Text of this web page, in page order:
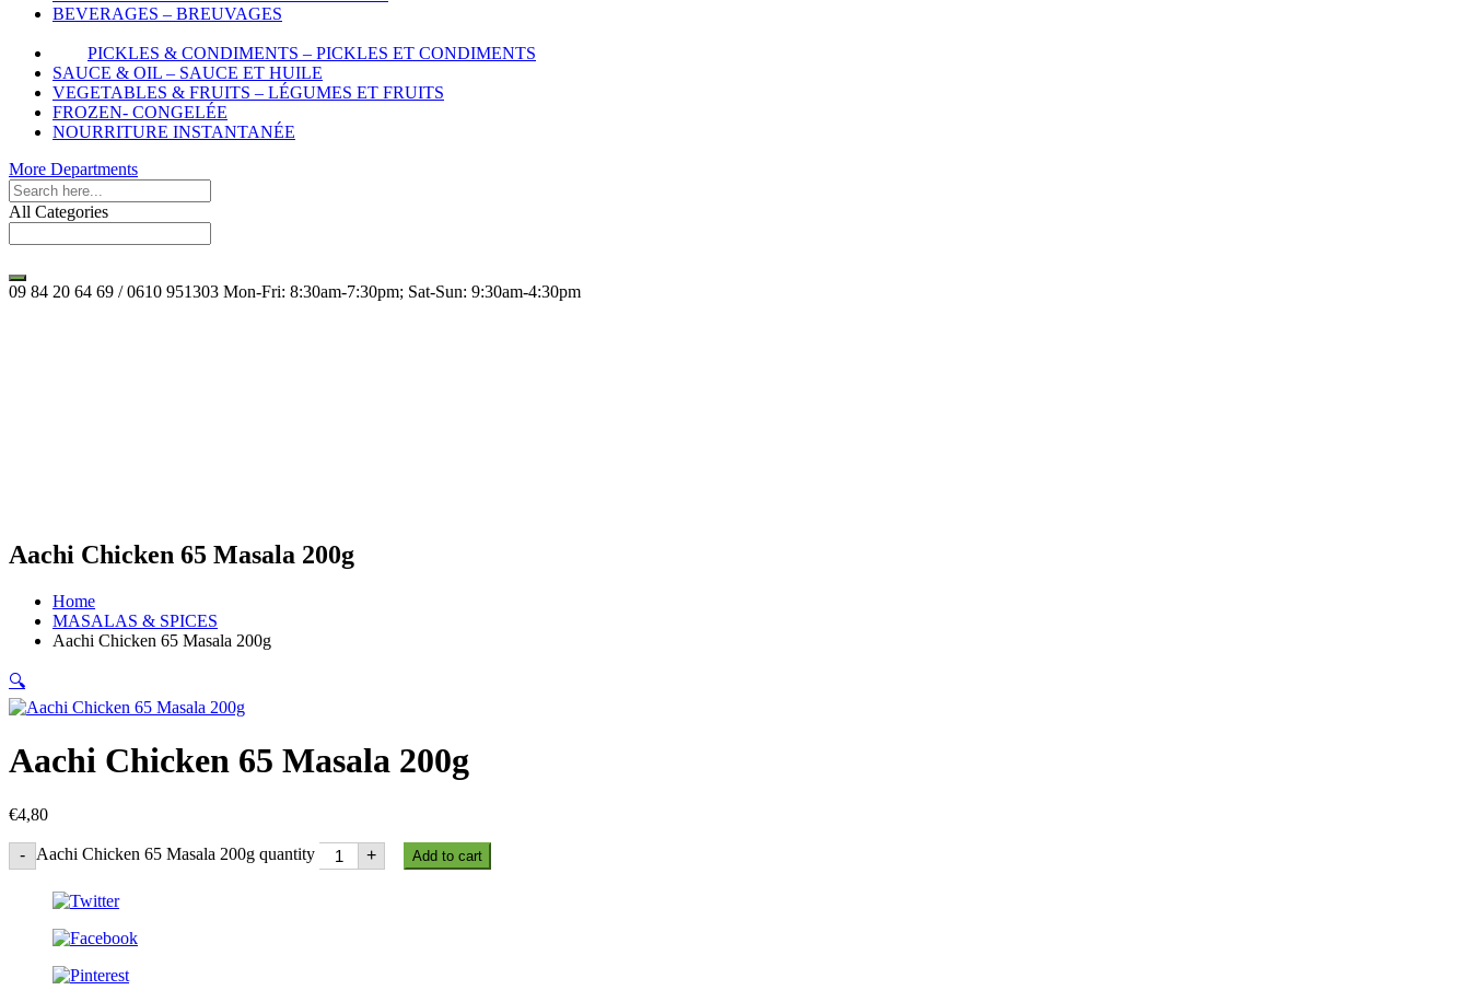
BEVERAGES – BREUVAGES
PICKLES & CONDIMENTS – PICKLES ET CONDIMENTS
SAUCE & OIL – SAUCE ET HUILE
VEGETABLES & FRUITS – LÉGUMES ET FRUITS
FROZEN- CONGELÉE
NOURRITURE INSTANTANÉE
More Departments
All Categories
09 84 20 64 69 / 0610 951303 Mon-Fri: 8:30am-7:30pm; Sat-Sun: 9:30am-4:30pm
Aachi Chicken 65 Masala 200g
Home
MASALAS & SPICES
Aachi Chicken 65 Masala 200g
🔍
Aachi Chicken 65 Masala 200g
€4,80
- Aachi Chicken 65 Masala 200g quantity + Add to cart